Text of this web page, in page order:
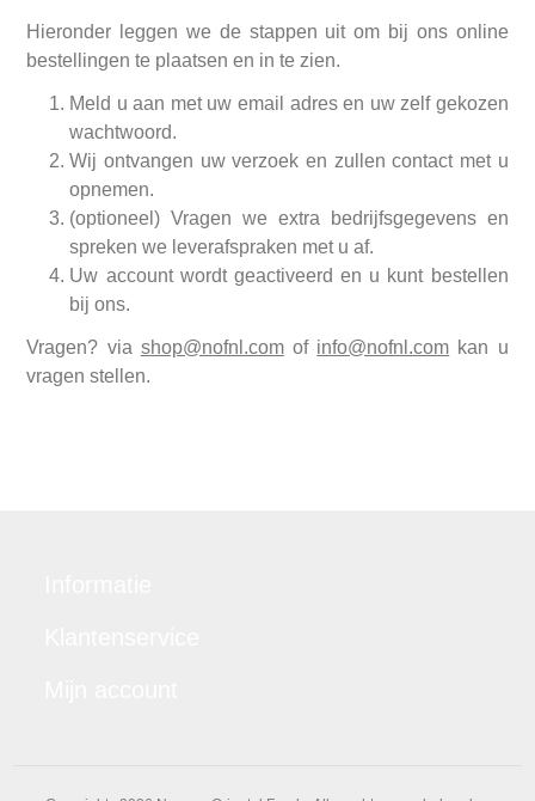
Hieronder leggen we de stappen uit om bij ons online
bestellingen te plaatsen en in te zien.
Meld u aan met uw email adres en uw zelf gekozen
wachtwoord.
Wij ontvangen uw verzoek en zullen contact met u
opnemen.
(optioneel) Vragen we extra bedrijfsgegevens en
spreken we leverafspraken met u af.
Uw account wordt geactiveerd en u kunt bestellen
bij ons.
Vragen? via shop@nofnl.comof info@nofnl.com kan u
vragen stellen.